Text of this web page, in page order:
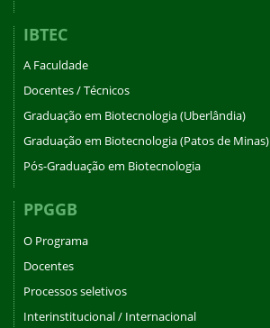
IBTEC
A Faculdade
Docentes / Técnicos
Graduação em Biotecnologia (Uberlândia)
Graduação em Biotecnologia (Patos de Minas)
Pós-Graduação em Biotecnologia
PPGGB
O Programa
Docentes
Processos seletivos
Interinstitucional / Internacional